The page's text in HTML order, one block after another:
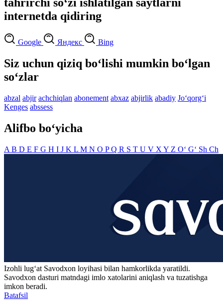
tahrirchi so‘zi ishlatilgan saytlarni
internetda qidiring
Google Яндекс Bing
Siz uchun qiziq bo‘lishi mumkin bo‘lgan
so‘zlar
abzal abjir achchiqlan abonement abxaz abjirlik abadiy Jo‘qorg‘i
Kenges abssess
Alifbo bo‘yicha
A B D E F G H I J K L M N O PQ R S T U V X Y Z O‘ G‘ Sh Ch
Izohli lugʻat Savodxon loyihasi bilan hamkorlikda yaratildi.
Savodxon dasturi matndagi imlo xatolarini aniqlash va tuzatishga
imkon beradi.
Batafsil